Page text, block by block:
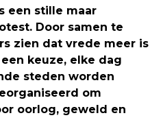
een stille maar
Door samen te
zien dat vrede meer is
keuze, elke dag
steden worden
om
oorlog, geweld en